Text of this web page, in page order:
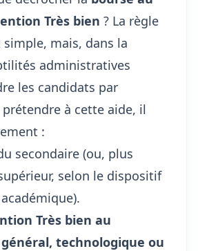
Très bien ? La règle
mais, dans la
administratives
les candidats par
à cette aide, il
:
secondaire (ou, plus
selon le dispositif
Très bien au
technologique ou